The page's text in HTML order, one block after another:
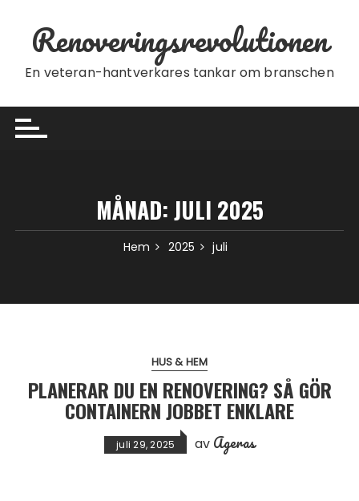
Renoveringsrevolutionen
En veteran-hantverkares tankar om branschen
MÅNAD:JULI 2025
Hem 2025 juli
HUS & HEM
PLANERAR DU EN RENOVERING? SÅ GÖR
CONTAINERN JOBBET ENKLARE
juli 29, 2025 av Ageras